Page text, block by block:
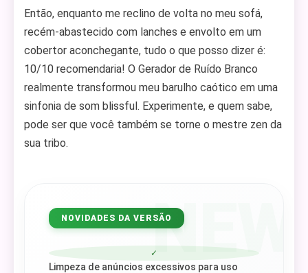
Então, enquanto me reclino de volta no meu sofá,
recém-abastecido com lanches e envolto em um
cobertor aconchegante, tudo o que posso dizer é:
10/10 recomendaria! O Gerador de Ruído Branco
realmente transformou meu barulho caótico em uma
sinfonia de som blissful. Experimente, e quem sabe,
pode ser que você também se torne o mestre zen da
sua tribo.
NEW
NOVIDADES DA VERSÃO
✓
Limpeza de anúncios excessivos para uso